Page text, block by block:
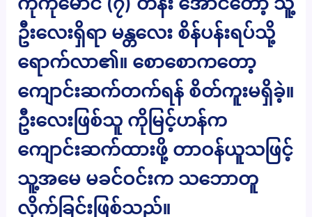
ဦးလေးရှိရာ မန္တလေး စိန်ပန်းရပ်သို့
ရောက်လာ၏။ စောစောကတော့
ကျောင်းဆက်တက်ရန် စိတ်ကူးမရှိခဲ့။
ဦးလေးဖြစ်သူ ကိုမြင့်ဟန်က
ကျောင်းဆက်ထားဖို့ တာဝန်ယူသဖြင့်
သူ့အမေ မခင်ဝင်းက သဘောတူ
လိုက်ခြင်းဖြစ်သည်။